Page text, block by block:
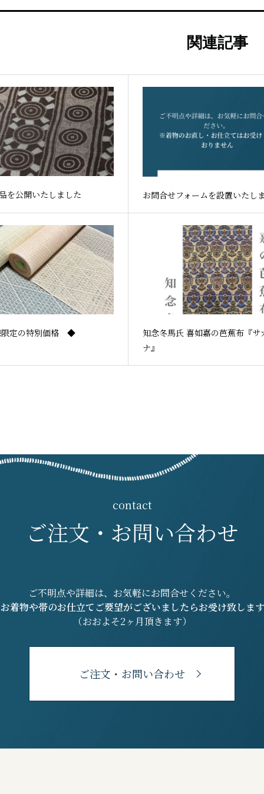
関連記事
を公開いたしました お問合せフォームを設置いたし
定の特別価格 ◆
知念冬馬氏 喜如嘉の芭蕉布『サ
ナ』
ご注文・お問い合わせ
ご不明点や詳細は、お気軽にお問合せください。
着物や帯のお仕立てご要望がございましたらお受け致しま
（おおよそ2ヶ月頂きます）
ご注文・お問い合わせ